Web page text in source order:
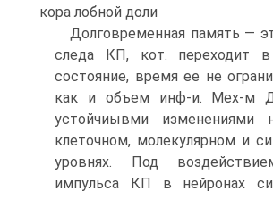
кора лобной доли
Долговременная память —
следа КП, кот. переходит в
состояние, время ее не
как и объем инф-и. Мех-м
устойчиывми изменениями
клеточном, молекулярном и
уровнях. Под
импульса КП в нейронах